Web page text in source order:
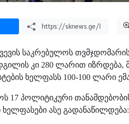
საკრებულოს
კი 280 ლარით იზრდება,
ხელფასს 100-100 ლარი
17 პოლიტიკური
ასე გადანაწილდება: